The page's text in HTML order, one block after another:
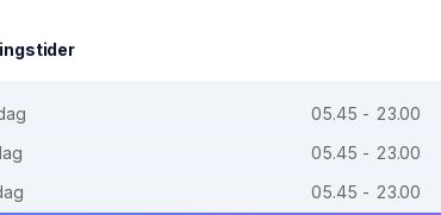
05.45 - 23.00
05.45 - 23.00
05.45 - 23.00